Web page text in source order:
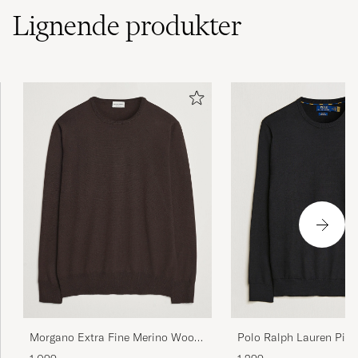
KØBTE PÅ CAREOFCARL.SE
Perfekt passform. Passe med rom i
bryst/rygg, samtidig som den smaler noe i
midjen. Virker til å være veldig bra kvalitet i
KØBTE PÅ CAREOFCARL.NO
Mjuk och skön Bra passform
KARL S KØBTE PÅ CAREOFCARL.SE
Lignendeprodukter
Morgano Extra Fine Merino Wool
Crewneck Dark Brown
Polo Ralph Lauren
Crew Neck Pullover